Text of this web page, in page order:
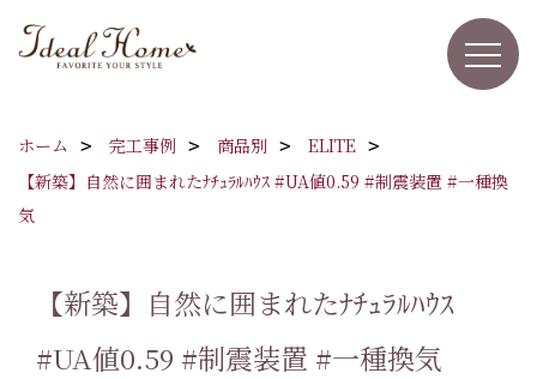
ホーム 完工事例 商品別
ELITE
【新築】自然に囲まれたﾅﾁｭﾗﾙﾊｳｽ #UA値0.59 #制震装置 #一種換
気
【新築】自然に囲まれたﾅﾁｭﾗﾙﾊｳｽ
#UA値0.59 #制震装置 #一種換気